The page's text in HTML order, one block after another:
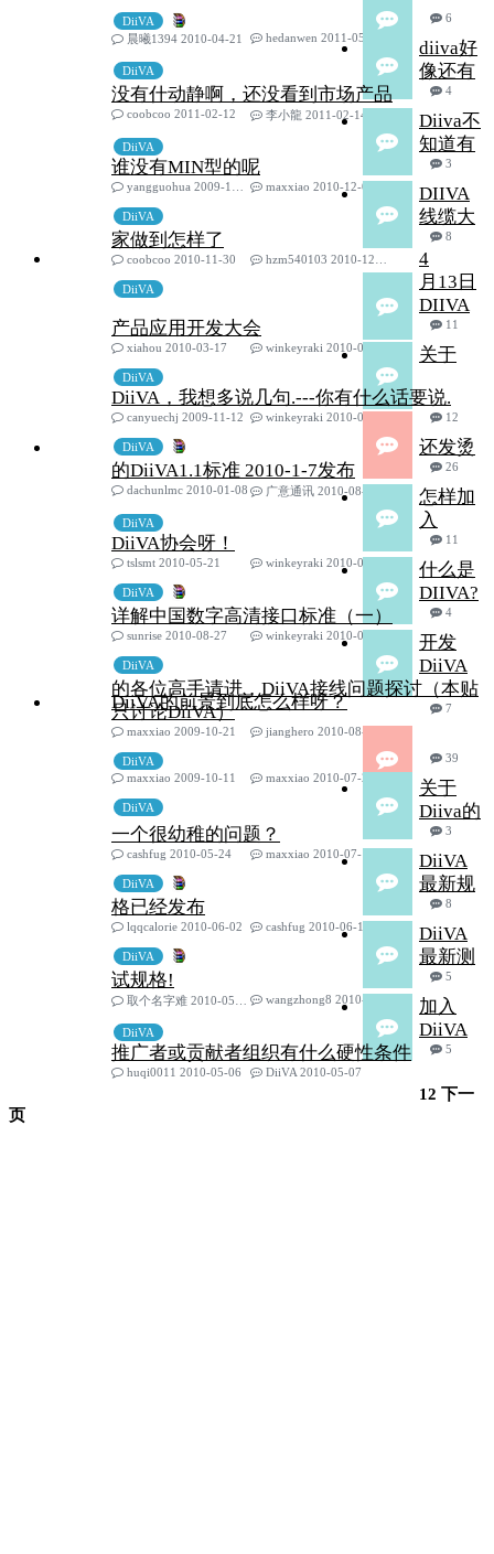
DiiVA
6
晨曦1394 2010-04-21
hedanwen 2011-05-13
DiiVA
diiva好
像还有
没有什动静啊，还没看到市场产品
4
coobcoo 2011-02-12
李小龍 2011-02-14
DiiVA
Diiva不
知道有
谁没有MIN型的呢
3
yangguohua 2009-12-28
maxxiao 2010-12-06
DiiVA
DIIVA
线缆大
家做到怎样了
8
coobcoo 2010-11-30
hzm540103 2010-12-04
DiiVA
4
月13日
DIIVA
产品应用开发大会
11
xiahou 2010-03-17
winkeyraki 2010-08-30
DiiVA
关于
DiiVA，我想多说几句.---你有什么话要说.
12
canyuechj 2009-11-12 winkeyraki 2010-08-30
DiiVA
还发烫
的DiiVA1.1标准 2010-1-7发布
26
dachunlmc 2010-01-08
广意通讯 2010-08-30
DiiVA
怎样加
入
DiiVA协会呀！
11
tslsmt 2010-05-21
winkeyraki 2010-08-29
DiiVA
什么是
DIIVA?
详解中国数字高清接口标准（一）
4
sunrise 2010-08-27
winkeyraki 2010-08-29
DiiVA
开发
DiiVA
的各位高手请进，DiiVA接线问题探讨（本贴
只讨论DiiVA）
7
maxxiao 2009-10-21
jianghero 2010-08-25
DiiVA
DiiVA的前景到底怎么样呀？
39
maxxiao 2009-10-11
maxxiao 2010-07-23
DiiVA
关于
Diiva的
一个很幼稚的问题？
3
cashfug 2010-05-24
maxxiao 2010-07-13
DiiVA
DiiVA
最新规
格已经发布
8
lqqcalorie 2010-06-02
cashfug 2010-06-14
DiiVA
DiiVA
最新测
试规格!
5
取个名字难 2010-05-25
wangzhong8 2010-06-01
DiiVA
加入
DiiVA
推广者或贡献者组织有什么硬性条件
5
huqi0011 2010-05-06
DiiVA 2010-05-07
12 下一
页